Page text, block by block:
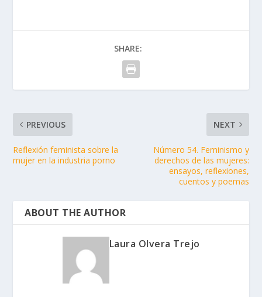
SHARE:
PREVIOUS
Reflexión feminista sobre la
mujer en la industria porno
NEXT
Número 54. Feminismo y
derechos de las mujeres:
ensayos, reflexiones,
cuentos y poemas
ABOUT THE AUTHOR
Laura Olvera Trejo